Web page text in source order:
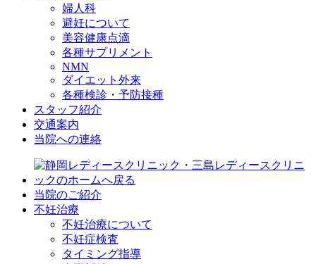
婦人科
避妊について
美容健康点滴
各種サプリメント
NMN
ダイエット外来
各種検診・予防接種
スタッフ紹介
交通案内
当院への連絡
当院のご紹介
不妊治療
不妊治療について
不妊症検査
タイミング指導